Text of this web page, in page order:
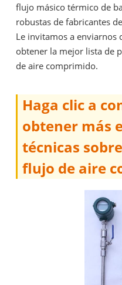
flujo másico térmico de
robustas de fabricantes
Le invitamos a enviarnos
obtener la mejor lista de
de aire comprimido.
Haga clic a
obtener más
técnicas
flujo de aire